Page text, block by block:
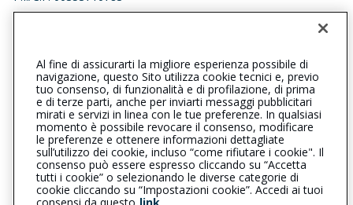
VIA NICOLA SERRA 125, 87100 COSENZA (CS)
098437453 098437453
cosenzaserra@cattolica.it
coscarellaassicurazioni@pec.it
L’intermediario è soggetto al controllo dell’IVASS. Consulta il
Registro RUI al seguentelink
Al fine di assicurarti la migliore esperienza possibile di
navigazione, questo Sito utilizza cookie tecnici e, previo
tuo consenso, di funzionalità e di profilazione, di prima
e di terze parti, anche per inviarti messaggi pubblicitari
mirati e servizi in linea con le tue preferenze. In qualsiasi
momento è possibile revocare il consenso, modificare
le preferenze e ottenere informazioni dettagliate
sull’utilizzo dei cookie, incluso “come rifiutare i cookie". Il
consenso può essere espresso cliccando su “Accetta
tutti i cookie” o selezionando le diverse categorie di
cookie cliccando su “Impostazioni cookie”. Accedi ai tuoi